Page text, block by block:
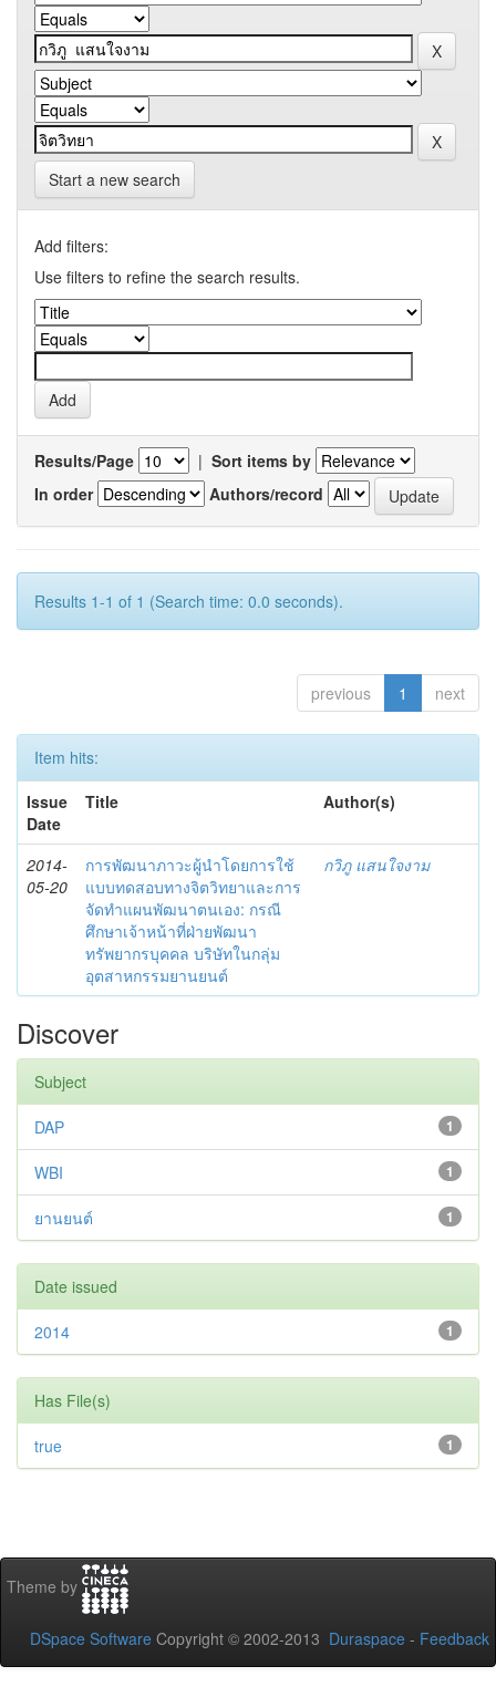
Start a new search
Add filters:
Use filters to refine the search results.
Results/Page | Sort items by
In order
Authors/record
Results 1-1 of 1 (Search time: 0.0 seconds).
previous 1 next
Item hits:
Issue
Date
Title Author(s)
2014-
05-20
การพัฒนาภาวะผู้นำโดยการใช้
แบบทดสอบทางจิตวิทยาและการ
จัดทำแผนพัฒนาตนเอง: กรณี
ศึกษาเจ้าหน้าที่ฝ่ายพัฒนา
ทรัพยากรบุคคล บริษัทในกลุ่ม
อุตสาหกรรมยานยนต์
กวิภู แสนใจงาม
Discover
Subject
1
DAP
1
WBI
1
ยานยนต์
Date issued
1
2014
Has File(s)
1
true
Theme by
DSpace Software Copyright © 2002-2013 Duraspace - Feedback